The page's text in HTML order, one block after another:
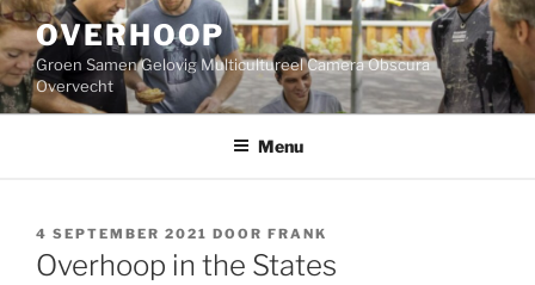
Ga
naar
de
inhoud
OVERHOOP
Groen Samen Gelovig Multicultureel Camera Obscura
Overvecht
Menu
GEPLAATST
4 SEPTEMBER 2021 DOOR FRANK
Overhoop in the States